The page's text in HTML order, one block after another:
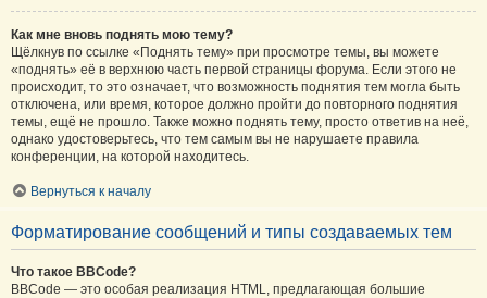
Как мне вновь поднять мою тему?
Щёлкнув по ссылке «Поднять тему» при просмотре темы, вы можете
«поднять» её в верхнюю часть первой страницы форума. Если этого не
происходит, то это означает, что возможность поднятия тем могла быть
отключена, или время, которое должно пройти до повторного поднятия
темы, ещё не прошло. Также можно поднять тему, просто ответив на неё,
однако удостоверьтесь, что тем самым вы не нарушаете правила
конференции, на которой находитесь.
Вернуться к началу
Форматирование сообщений и типы создаваемых тем
Что такое BBCode?
BBCode — это особая реализация HTML, предлагающая большие